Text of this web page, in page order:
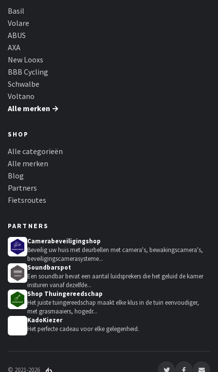
Basil
Volare
ABUS
AXA
New Looxs
BBB Cycling
Schwalbe
Voltano
Alle merken →
SHOP
Alle categorieën
Alle merken
Blog
Partners
Fietsroutes
PARTNERS
Camerabeveiligingshop
Beveilig uw huis met deurbellen met camera's, bewakingscamera's,
beveiligingscamerasysteme...
Soundbarspot
Een soundbar bevat een aantal luidsprekers die het geluid de kamer
insturen vanaf dezelfde...
Shop Thuingereedschap
Het juiste tuingereedschap maakt elke klus in de tuin eenvoudiger,
met grasmaaiers, hogedr...
KadoKiezer
Het perfecte cadeau voor elke gelegenheid.
© 2021-2026